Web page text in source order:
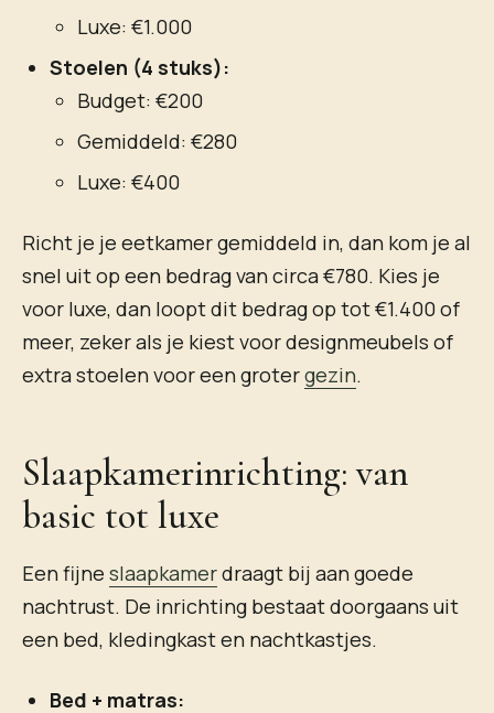
Luxe: €1.000
Stoelen (4 stuks):
Budget: €200
Gemiddeld: €280
Luxe: €400
Richt je je eetkamer gemiddeld in, dan kom je al
snel uit op een bedrag van circa €780. Kies je
voor luxe, dan loopt dit bedrag op tot €1.400 of
meer, zeker als je kiest voor designmeubels of
extra stoelen voor een grotergezin.
Slaapkamerinrichting: van
basic tot luxe
Een fijne slaapkamerdraagt bij aan goede
nachtrust. De inrichting bestaat doorgaans uit
een bed, kledingkast en nachtkastjes.
Bed + matras: